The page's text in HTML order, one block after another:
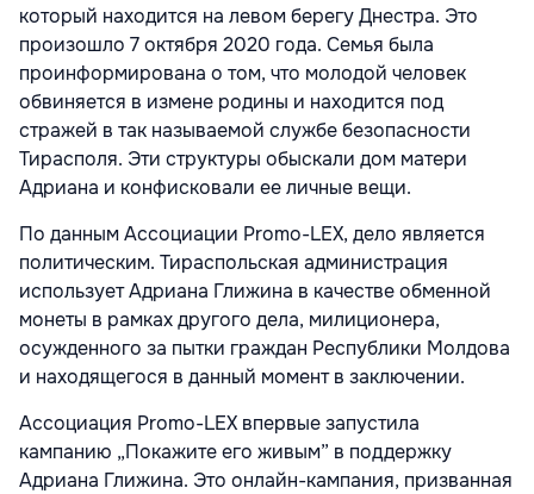
который находится на левом берегу Днестра. Это
произошло 7 октября 2020 года. Семья была
проинформирована о том, что молодой человек
обвиняется в измене родины и находится под
стражей в так называемой службе безопасности
Тирасполя. Эти структуры обыскали дом матери
Адриана и конфисковали ее личные вещи.
По данным Ассоциации Promo-LEX, дело является
политическим. Тираспольская администрация
использует Адриана Глижина в качестве обменной
монеты в рамках другого дела, милиционера,
осужденного за пытки граждан Республики Молдова
и находящегося в данный момент в заключении.
Ассоциация Promo-LEX впервые запустила
кампанию „Покажите его живым” в поддержку
Адриана Глижина. Это онлайн-кампания, призванная